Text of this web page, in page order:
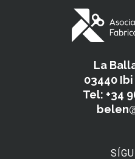
La
03440
Tel: +34